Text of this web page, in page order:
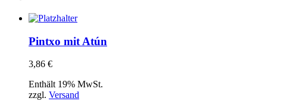
Pintxo mit Atún
3,86 €
Enthält 19% MwSt.
zzgl. Versand